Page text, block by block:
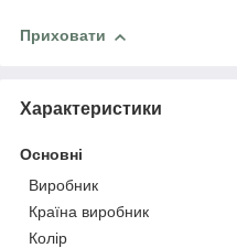
Приховати
Характеристики
Основні
Виробник
Країна виробник
Колір